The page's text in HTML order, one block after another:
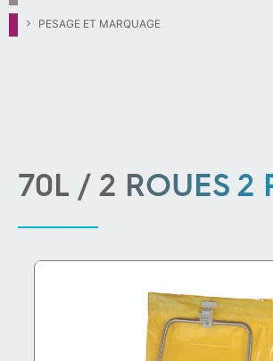
PESAGE ET MARQUAGE
70L / 2 ROUES 2